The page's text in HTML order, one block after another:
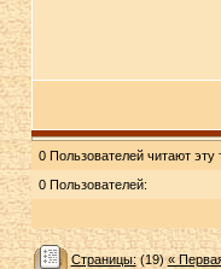
0 Пользователей читают
0 Пользователей:
Страницы:(19)«